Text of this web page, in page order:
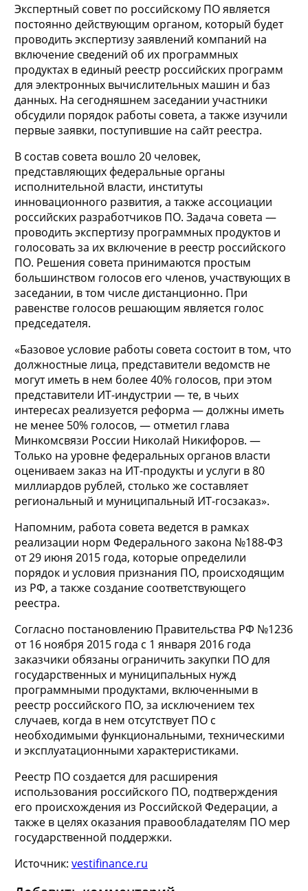
Экспертный совет по российскому ПО является
постоянно действующим органом, который будет
проводить экспертизу заявлений компаний на
включение сведений об их программных
продуктах в единый реестр российских программ
для электронных вычислительных машин и баз
данных. На сегодняшнем заседании участники
обсудили порядок работы совета, а также изучили
первые заявки, поступившие на сайт реестра.
В состав совета вошло 20 человек,
представляющих федеральные органы
исполнительной власти, институты
инновационного развития, а также ассоциации
российских разработчиков ПО. Задача совета —
проводить экспертизу программных продуктов и
голосовать за их включение в реестр российского
ПО. Решения совета принимаются простым
большинством голосов его членов, участвующих в
заседании, в том числе дистанционно. При
равенстве голосов решающим является голос
председателя.
«Базовое условие работы совета состоит в том, что
должностные лица, представители ведомств не
могут иметь в нем более 40% голосов, при этом
представители ИТ-индустрии — те, в чьих
интересах реализуется реформа — должны иметь
не менее 50% голосов, — отметил глава
Минкомсвязи России Николай Никифоров. —
Только на уровне федеральных органов власти
оцениваем заказ на ИТ-продукты и услуги в 80
миллиардов рублей, столько же составляет
региональный и муниципальный ИТ-госзаказ».
Напомним, работа совета ведется в рамках
реализации норм Федерального закона №188-ФЗ
от 29 июня 2015 года, которые определили
порядок и условия признания ПО, происходящим
из РФ, а также создание соответствующего
реестра.
Согласно постановлению Правительства РФ №1236
от 16 ноября 2015 года с 1 января 2016 года
заказчики обязаны ограничить закупки ПО для
государственных и муниципальных нужд
программными продуктами, включенными в
реестр российского ПО, за исключением тех
случаев, когда в нем отсутствует ПО с
необходимыми функциональными, техническими
и эксплуатационными характеристиками.
Реестр ПО создается для расширения
использования российского ПО, подтверждения
его происхождения из Российской Федерации, а
также в целях оказания правообладателям ПО мер
государственной поддержки.
Источник: vestifinance.ru